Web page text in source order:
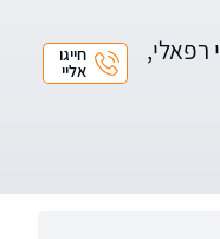
רפאלי, חייגו
אליי